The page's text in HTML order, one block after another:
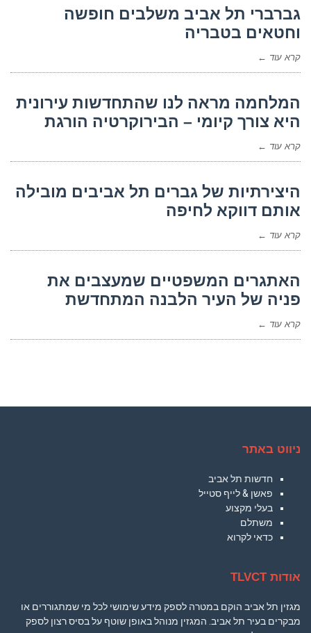
גברברי תל אביב משלבים חופשה
וחטאים בטבריה
קרא עוד ←
המלחמה מראה לנו שהתחדשות עירונית
היא צורך קיומי – הבירוקרטיה הורגת
קרא עוד ←
היצירתיות של גברים תל אביבים מובילה
אותם דווקא לחיפה
קרא עוד ←
האתגרים המשפטיים שמעצבים את
פניה של העיר הלבנה המתחדשת
קרא עוד ←
ניווט באתר
חדשות תל אביב
פאשן & לייף סטייל
בעלי מקצוע
משתלם
כדאי לקרוא
אודות TLVCT
מגזין תל אביב הוקם במטרה לספק מידע שימושי לכל מי שמתגוררים או
מבקרים בעיר תל אביב. המגזין מנוהל באופן שוטף על בסיס רצון לספק